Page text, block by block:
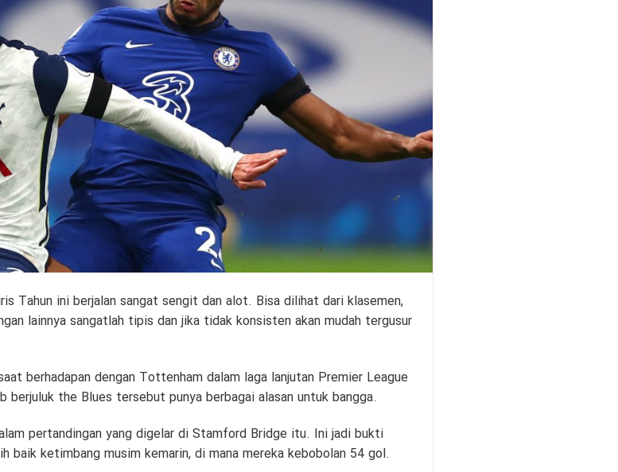
Tahun ini berjalan sangat sengit dan alot. Bisa dilihat dari klasemen,
lainnya sangatlah tipis dan jika tidak konsisten akan mudah tergusur
berhadapan dengan Tottenham dalam laga lanjutan Premier League
the Blues tersebut punya berbagai alasan untuk bangga.
pertandingan yang digelar di Stamford Bridge itu. Ini jadi bukti
baik ketimbang musim kemarin, di mana mereka kebobolan 54 gol.